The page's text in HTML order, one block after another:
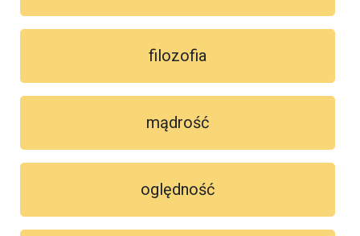
filozofia
mądrość
oględność